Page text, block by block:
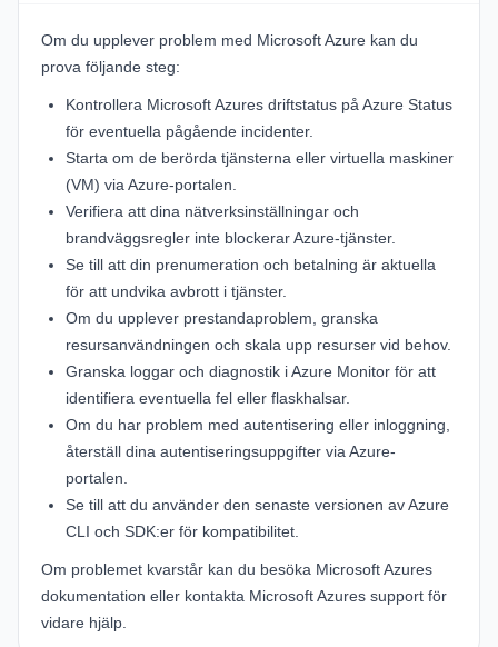
Om du upplever problem med Microsoft Azure kan du
prova följande steg:
Kontrollera Microsoft Azures driftstatus påAzure Status
för eventuella pågående incidenter.
Starta om de berörda tjänsterna eller virtuella maskiner
(VM) via Azure-portalen.
Verifiera att dina nätverksinställningar och
brandväggsregler inte blockerar Azure-tjänster.
Se till att din prenumeration och betalning är aktuella
för att undvika avbrott i tjänster.
Om du upplever prestandaproblem, granska
resursanvändningen och skala upp resurser vid behov.
Granska loggar och diagnostik i Azure Monitor för att
identifiera eventuella fel eller flaskhalsar.
Om du har problem med autentisering eller inloggning,
återställ dina autentiseringsuppgifter viaAzure-
portalen
Se till att du använder den senaste versionen av Azure
CLI och SDK:er för kompatibilitet.
Om problemet kvarstår kan du besöka Microsoft Azures
dokumentation eller kontakta Microsoft Azures support för
vidare hjälp.